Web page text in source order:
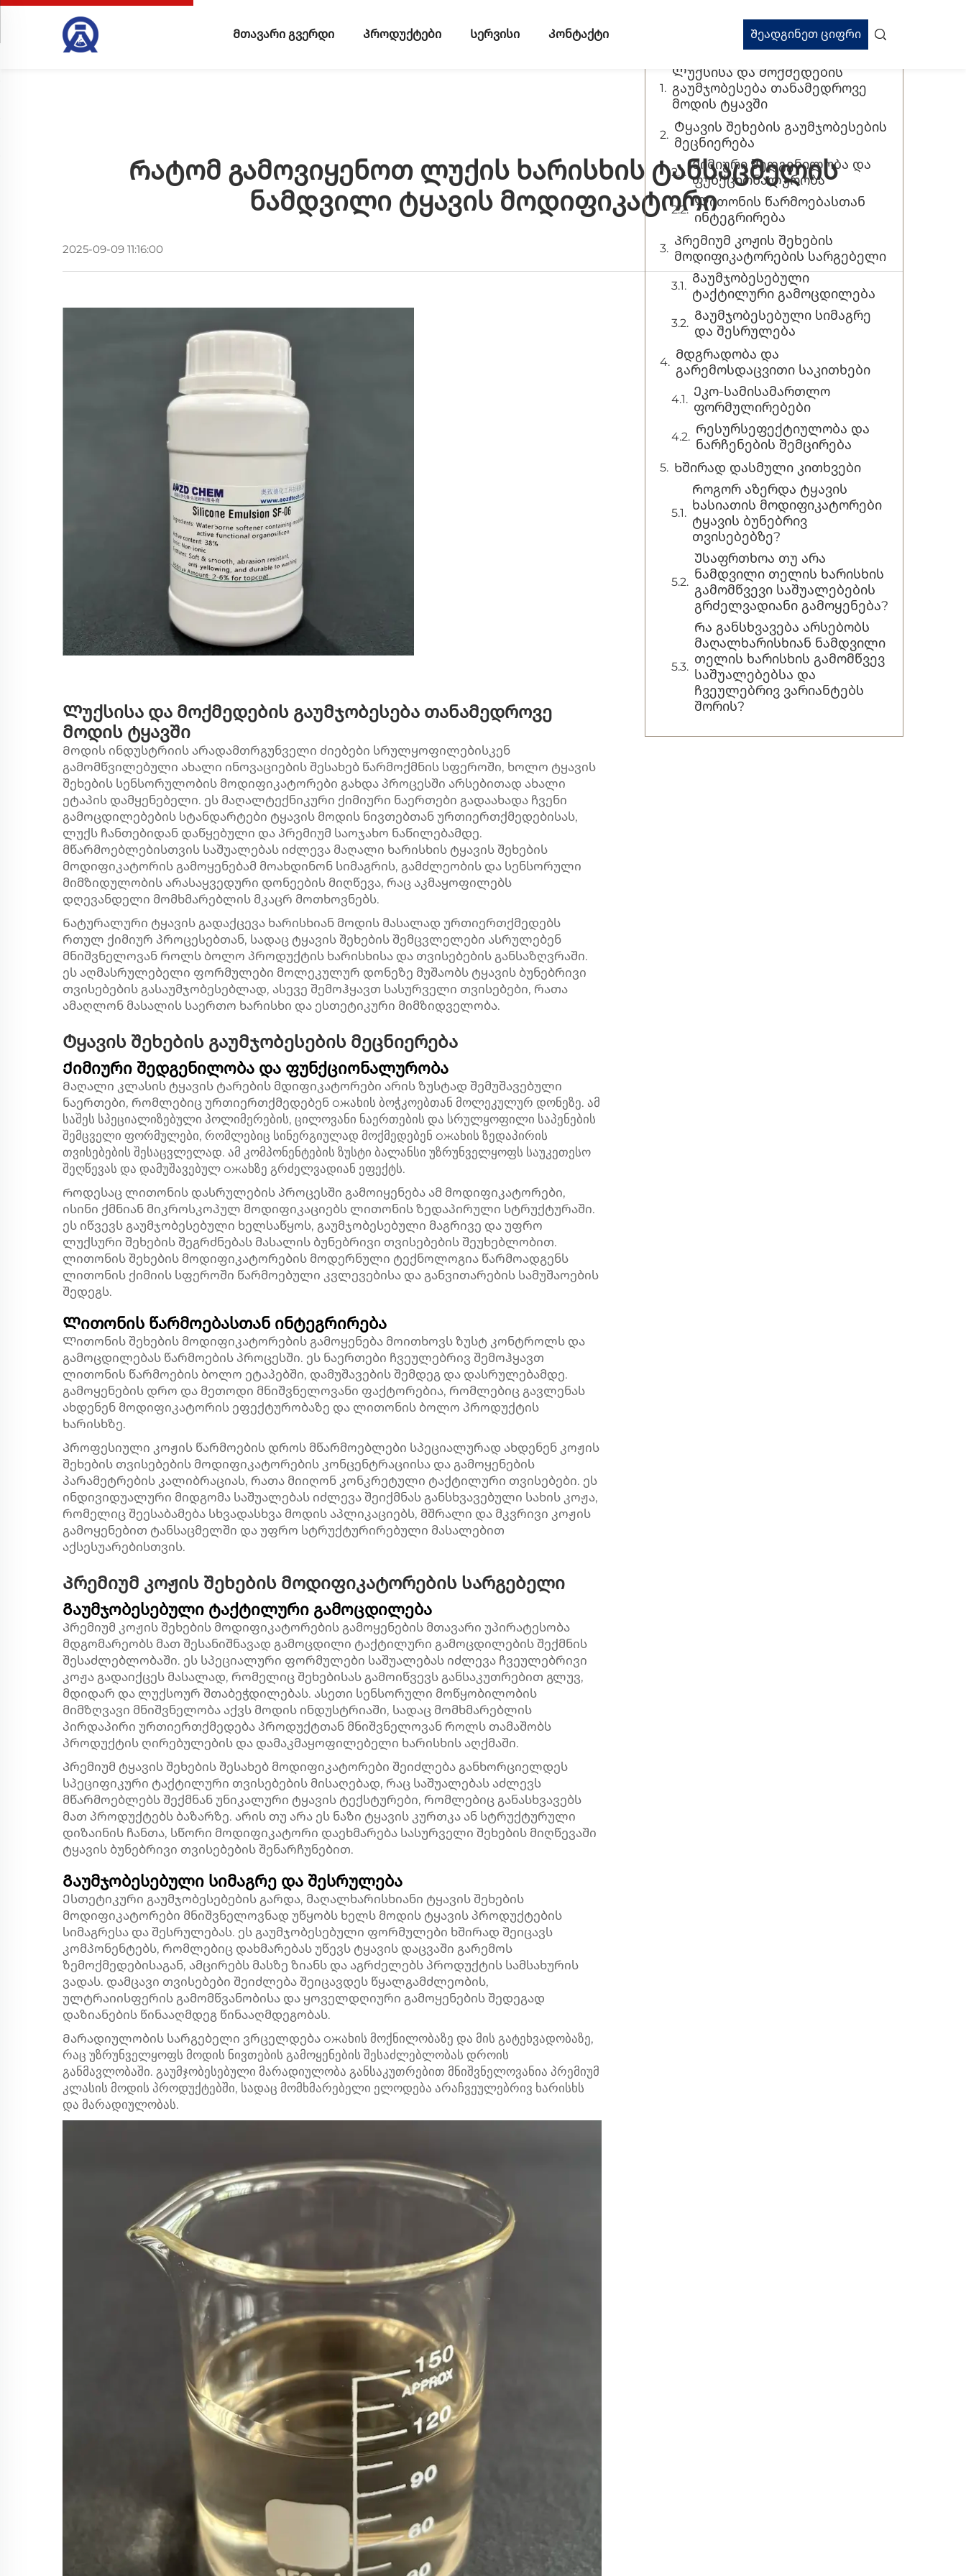
Მთავარი გვერდი Პროდუქტები Სერვისი Კონტაქტი Შეადგინეთ ციფრი
Რატომ Გამოვიყენოთ Ლუქის Ხარისხის Ტანსაცმელის
Ნამდვილი Ტყავის Მოდიფიკატორი
2025-09-09 11:16:00
Ლუქსისა და მოქმედების გაუმჯობესება თანამედროვე
მოდის ტყავში
Მოდის ინდუსტრიის არადამთრგუნველი ძიებები სრულყოფილებისკენ
გამომწვილებული ახალი ინოვაციების შესახებ წარმოქმნის სფეროში, ხოლო ტყავის
შეხების სენსორულობის მოდიფიკატორები გახდა პროცესში არსებითად ახალი
ეტაპის დამყენებელი. ეს მაღალტექნიკური ქიმიური ნაერთები გადაახადა ჩვენი
გამოცდილებების სტანდარტები ტყავის მოდის ნივთებთან ურთიერთქმედებისას,
ლუქს ჩანთებიდან დაწყებული და პრემიუმ საოჯახო ნაწილებამდე.
მწარმოებლებისთვის საშუალებას იძლევა მაღალი ხარისხის ტყავის შეხების
მოდიფიკატორის გამოყენებამ მოახდინონ სიმაგრის, გამძლეობის და სენსორული
მიმზიდულობის არასაყვედური დონეების მიღწევა, რაც აკმაყოფილებს
დღევანდელი მომხმარებლის მკაცრ მოთხოვნებს.
Ნატურალური ტყავის გადაქცევა ხარისხიან მოდის მასალად ურთიერთქმედებს
რთულ ქიმიურ პროცესებთან, სადაც ტყავის შეხების შემცვლელები ასრულებენ
მნიშვნელოვან როლს ბოლო პროდუქტის ხარისხისა და თვისებების განსაზღვრაში.
ეს აღმასრულებელი ფორმულები მოლეკულურ დონეზე მუშაობს ტყავის ბუნებრივი
თვისებების გასაუმჯობესებლად, ასევე შემოჰყავთ სასურველი თვისებები, რათა
ამაღლონ მასალის საერთო ხარისხი და ესთეტიკური მიმზიდველობა.
Ტყავის შეხების გაუმჯობესების მეცნიერება
Ქიმიური შედგენილობა და ფუნქციონალურობა
Მაღალი კლასის ტყავის ტარების მდიფიკატორები არის ზუსტად შემუშავებული
ნაერთები, რომლებიც ურთიერთქმედებენ ожახის ბოჭკოებთან მოლეკულურ დონეზე. ამ
საშეს სპეციალიზებული პოლიმერების, ცილოვანი ნაერთების და სრულყოფილი საპენების
შემცველი ფორმულები, რომლებიც სინერგიულად მოქმედებენ ожახის ზედაპირის
თვისებების შესაცვლელად. ამ კომპონენტების ზუსტი ბალანსი უზრუნველყოფს საუკეთესო
შეღწევას და დამუშავებულ ожახზე გრძელვადიან ეფექტს.
Როდესაც ლითონის დასრულების პროცესში გამოიყენება ამ მოდიფიკატორები,
ისინი ქმნიან მიკროსკოპულ მოდიფიკაციებს ლითონის ზედაპირული სტრუქტურაში.
ეს იწვევს გაუმჯობესებული ხელსაწყოს, გაუმჯობესებული მაგრივე და უფრო
ლუქსური შეხების შეგრძნებას მასალის ბუნებრივი თვისებების შეუხებლობით.
ლითონის შეხების მოდიფიკატორების მოდერნული ტექნოლოგია წარმოადგენს
ლითონის ქიმიის სფეროში წარმოებული კვლევებისა და განვითარების სამუშაოების
შედეგს.
Ლითონის წარმოებასთან ინტეგრირება
Ლითონის შეხების მოდიფიკატორების გამოყენება მოითხოვს ზუსტ კონტროლს და
გამოცდილებას წარმოების პროცესში. ეს ნაერთები ჩვეულებრივ შემოჰყავთ
ლითონის წარმოების ბოლო ეტაპებში, დამუშავების შემდეგ და დასრულებამდე.
გამოყენების დრო და მეთოდი მნიშვნელოვანი ფაქტორებია, რომლებიც გავლენას
ახდენენ მოდიფიკატორის ეფექტურობაზე და ლითონის ბოლო პროდუქტის
ხარისხზე.
Პროფესიული კოჟის წარმოების დროს მწარმოებლები სპეციალურად ახდენენ კოჟის
შეხების თვისებების მოდიფიკატორების კონცენტრაციისა და გამოყენების
პარამეტრების კალიბრაციას, რათა მიიღონ კონკრეტული ტაქტილური თვისებები. ეს
ინდივიდუალური მიდგომა საშუალებას იძლევა შეიქმნას განსხვავებული სახის კოჟა,
რომელიც შეესაბამება სხვადასხვა მოდის აპლიკაციებს, მშრალი და მკვრივი კოჟის
გამოყენებით ტანსაცმელში და უფრო სტრუქტურირებული მასალებით
აქსესუარებისთვის.
Პრემიუმ კოჟის შეხების მოდიფიკატორების სარგებელი
Გაუმჯობესებული ტაქტილური გამოცდილება
Პრემიუმ კოჟის შეხების მოდიფიკატორების გამოყენების მთავარი უპირატესობა
მდგომარეობს მათ შესანიშნავად გამოცდილი ტაქტილური გამოცდილების შექმნის
შესაძლებლობაში. ეს სპეციალური ფორმულები საშუალებას იძლევა ჩვეულებრივი
კოჟა გადაიქცეს მასალად, რომელიც შეხებისას გამოიწვევს განსაკუთრებით გლუვ,
მდიდარ და ლუქსოურ შთაბეჭდილებას. ასეთი სენსორული მოწყობილობის
მიმზღვავი მნიშვნელობა აქვს მოდის ინდუსტრიაში, სადაც მომხმარებლის
პირდაპირი ურთიერთქმედება პროდუქტთან მნიშვნელოვან როლს თამაშობს
პროდუქტის ღირებულების და დამაკმაყოფილებელი ხარისხის აღქმაში.
Პრემიუმ ტყავის შეხების შესახებ მოდიფიკატორები შეიძლება განხორციელდეს
სპეციფიკური ტაქტილური თვისებების მისაღებად, რაც საშუალებას აძლევს
მწარმოებლებს შექმნან უნიკალური ტყავის ტექსტურები, რომლებიც განასხვავებს
მათ პროდუქტებს ბაზარზე. არის თუ არა ეს ნაზი ტყავის კურთკა ან სტრუქტურული
დიზაინის ჩანთა, სწორი მოდიფიკატორი დაეხმარება სასურველი შეხების მიღწევაში
ტყავის ბუნებრივი თვისებების შენარჩუნებით.
Გაუმჯობესებული სიმაგრე და შესრულება
Ესთეტიკური გაუმჯობესებების გარდა, მაღალხარისხიანი ტყავის შეხების
მოდიფიკატორები მნიშვნელოვნად უწყობს ხელს მოდის ტყავის პროდუქტების
სიმაგრესა და შესრულებას. ეს გაუმჯობესებული ფორმულები ხშირად შეიცავს
კომპონენტებს, რომლებიც დახმარებას უწევს ტყავის დაცვაში გარემოს
ზემოქმედებისაგან, ამცირებს მასზე ზიანს და აგრძელებს პროდუქტის სამსახურის
ვადას. დამცავი თვისებები შეიძლება შეიცავდეს წყალგამძლეობის,
ულტრაიისფერის გამომწვანობისა და ყოველდღიური გამოყენების შედეგად
დაზიანების წინააღმდეგ წინააღმდეგობას.
Მარადიულობის სარგებელი ვრცელდება ожახის მოქნილობაზე და მის გატეხვადობაზე,
რაც უზრუნველყოფს მოდის ნივთების გამოყენების შესაძლებლობას დროის
განმავლობაში. გაუმჯობესებული მარადიულობა განსაკუთრებით მნიშვნელოვანია პრემიუმ
კლასის მოდის პროდუქტებში, სადაც მომხმარებელი ელოდება არაჩვეულებრივ ხარისხს
და მარადიულობას.
Შინაარსის ცხრილი
Ლუქსისა და მოქმედების
გაუმჯობესება თანამედროვე
მოდის ტყავში
Ტყავის შეხების გაუმჯობესების
მეცნიერება
Ქიმიური შედგენილობა და
ფუნქციონალურობა
Ლითონის წარმოებასთან
ინტეგრირება
Პრემიუმ კოჟის შეხების
მოდიფიკატორების სარგებელი
Გაუმჯობესებული
ტაქტილური გამოცდილება
Გაუმჯობესებული სიმაგრე
და შესრულება
Მდგრადობა და
გარემოსდაცვითი საკითხები
Ეკო-სამისამართლო
ფორმულირებები
Რესურსეფექტიულობა და
ნარჩენების შემცირება
Ხშირად დასმული კითხვები
Როგორ აზერდა ტყავის
ხასიათის მოდიფიკატორები
ტყავის ბუნებრივ
თვისებებზე?
Უსაფრთხოა თუ არა
ნამდვილი თელის ხარისხის
გამომწვევი საშუალებების
გრძელვადიანი გამოყენება?
Რა განსხვავება არსებობს
მაღალხარისხიან ნამდვილი
თელის ხარისხის გამომწვევ
საშუალებებსა და
ჩვეულებრივ ვარიანტებს
შორის?